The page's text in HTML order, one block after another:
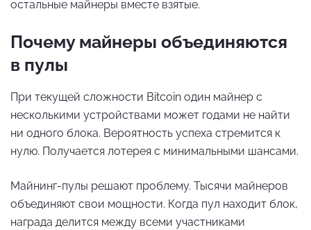
остальные майнеры вместе взятые.
Почему майнеры объединяются
в пулы
При текущей сложности Bitcoin один майнер с
несколькими устройствами может годами не найти
ни одного блока. Вероятность успеха стремится к
нулю. Получается лотерея с минимальными шансами.
Майнинг-пулы решают проблему. Тысячи майнеров
объединяют свои мощности. Когда пул находит блок,
награда делится между всеми участниками